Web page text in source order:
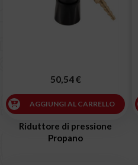
Riduttore di pressione
Propano
50,54 €
AGGIUNGI AL CARRELLO